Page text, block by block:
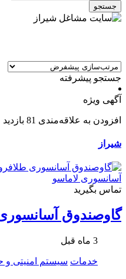
جستجو
جستجو پیشرفته
آگهی ویژه
افزودن به علاقه‌مندی 81 بازدید
شیراز
تماس بگیرید
گاوصندوق
3 ماه قبل
خدمات سیستم امنیتی و